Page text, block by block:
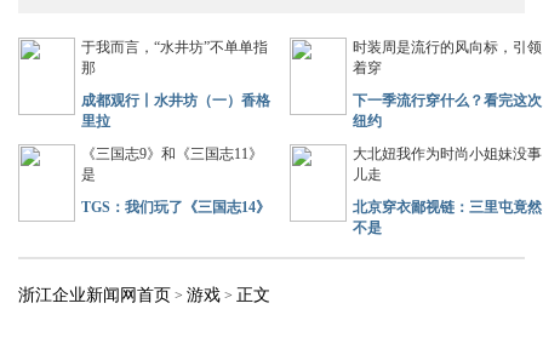
于我而言，“水井坊”不单单指
那
成都观行丨水井坊（一）香格
里拉
时装周是流行的风向标，引领
着穿
下一季流行穿什么？看完这次
纽约
《三国志9》和《三国志11》
是
TGS：我们玩了《三国志14》
大北妞我作为时尚小姐妹没事
儿走
北京穿衣鄙视链：三里屯竟然
不是
浙江企业新闻网首页 > 游戏 > 正文